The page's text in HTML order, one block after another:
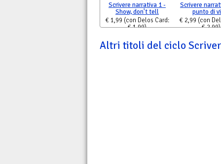
Scrivere narrativa 1 -
Show, don't tell
€ 1,99 (con Delos Card:
€ 1,99)
Scrivere
punto di
€ 2,99 (con
€ 2,99)
Altri titoli del ciclo